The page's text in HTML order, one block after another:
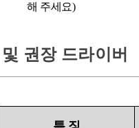
해 주세요)
권장 드라이버